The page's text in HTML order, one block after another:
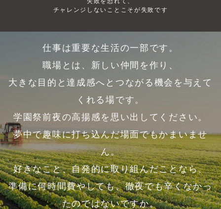
チャレンジしないことこそが失敗です
仕事は重要な生活の一部です。
職場とは、新しい仲間を作り、
大きな目的と達成感へとつながる機会を与えて
くれる場です。
学園祭前夜の高揚感を思い出してください。
夢中で趣味に打ち込んだ場面でもかまいませ
ん。
好きなこと、自発的に取り組んだことなら、
準備に何時間費やしても、徹夜でも辛くなかっ
たのではないですか。